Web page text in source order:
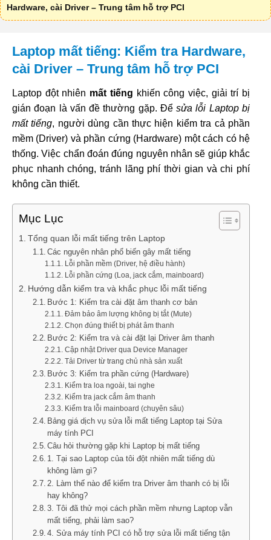
Hardware, cài Driver – Trung tâm hỗ trợ PCI
Laptop mất tiếng: Kiểm tra Hardware,
cài Driver – Trung tâm hỗ trợ PCI
Laptop đột nhiên mất tiếng khiến công việc, giải trí bị
gián đoạn là vấn đề thường gặp. Đểsửa lỗi Laptop bị
mất tiếng, người dùng cần thực hiện kiểm tra cả phần
mềm (Driver) và phần cứng (Hardware) một cách có hệ
thống. Việc chẩn đoán đúng nguyên nhân sẽ giúp khắc
phục nhanh chóng, tránh lãng phí thời gian và chi phí
không cần thiết.
Mục Lục
Tổng quan lỗi mất tiếng trên Laptop
Các nguyên nhân phổ biến gây mất tiếng
Lỗi phần mềm (Driver, hệ điều hành)
Lỗi phần cứng (Loa, jack cắm, mainboard)
Hướng dẫn kiểm tra và khắc phục lỗi mất tiếng
Bước 1: Kiểm tra cài đặt âm thanh cơ bản
Đảm bảo âm lượng không bị tắt (Mute)
Chọn đúng thiết bị phát âm thanh
Bước 2: Kiểm tra và cài đặt lại Driver âm thanh
Cập nhật Driver qua Device Manager
Tải Driver từ trang chủ nhà sản xuất
Bước 3: Kiểm tra phần cứng (Hardware)
Kiểm tra loa ngoài, tai nghe
Kiểm tra jack cắm âm thanh
Kiểm tra lỗi mainboard (chuyên sâu)
Bảng giá dịch vụ sửa lỗi mất tiếng Laptop tại Sửa
máy tính PCI
Câu hỏi thường gặp khi Laptop bị mất tiếng
1. Tại sao Laptop của tôi đột nhiên mất tiếng dù
không làm gì?
2. Làm thế nào để kiểm tra Driver âm thanh có bị lỗi
hay không?
3. Tôi đã thử mọi cách phần mềm nhưng Laptop vẫn
mất tiếng, phải làm sao?
4. Sửa máy tính PCI có hỗ trợ sửa lỗi mất tiếng tận